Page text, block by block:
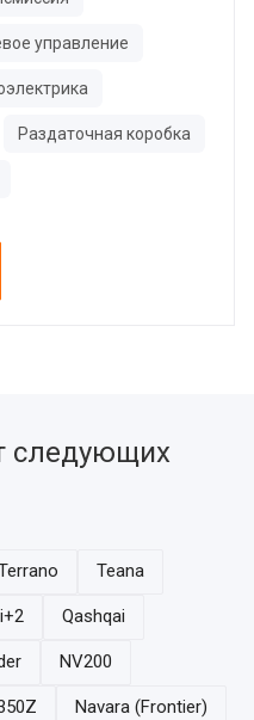
управление
Раздаточная коробка
следующих
Teana
Qashqai
NV200
Navara (Frontier)